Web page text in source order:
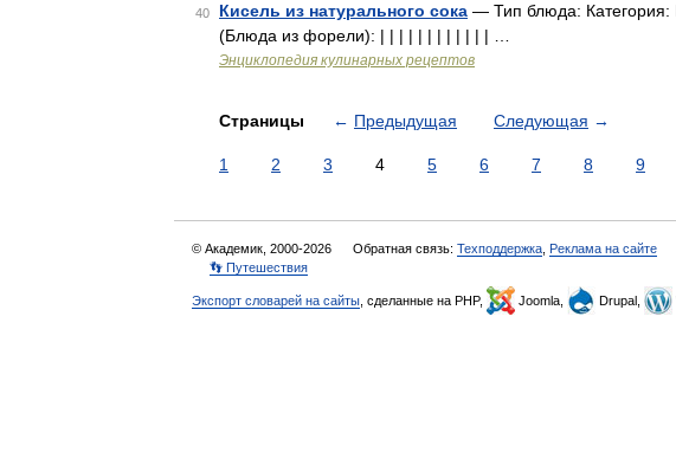
40 Кисель из натурального сока — Тип блюда: Категория:
(Блюда из форели): | | | | | | | | | | | | …
Энциклопедия кулинарных рецептов
Страницы ← Предыдущая Следующая →
1 2 3 4 5 6 7 8 9
© Академик, 2000-2026 Обратная связь: Техподдержка Реклама на сайте
👣 Путешествия
Экспорт словарей на сайты , сделанные на PHP, Joomla, Drupal,